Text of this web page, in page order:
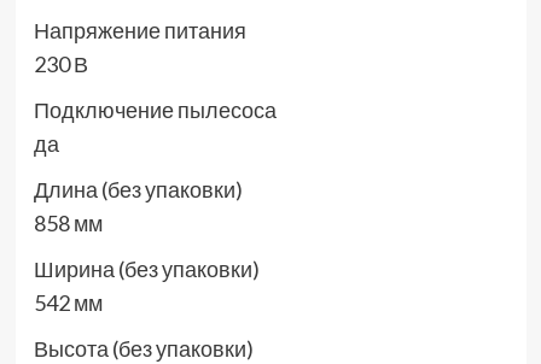
Напряжение питания
230 В
Подключение пылесоса
да
Длина (без упаковки)
858 мм
Ширина (без упаковки)
542 мм
Высота (без упаковки)